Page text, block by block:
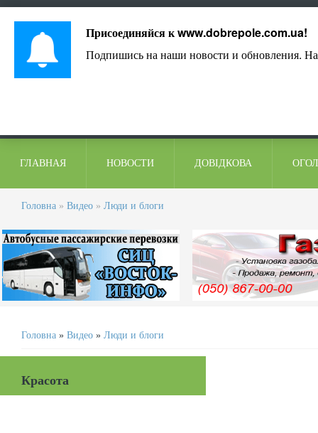
ГЛАВНАЯ НОВОСТИ ДОВІДКОВА
Головна » Видео » Люди и блоги
Головна » Видео » Люди и блоги
Красота
Присоединяйся кwww.dobrepole.com.ua!
Подпишись на наши новости и обновления.